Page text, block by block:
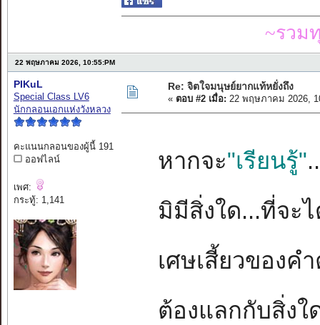
~รวม
22 พฤษภาคม 2026, 10:55:PM
PIKuL
Special Class LV6
นักกลอนเอกแห่งวังหลวง
คะแนนกลอนของผู้นี้ 191
ออฟไลน์
เพศ:
กระทู้: 1,141
Re: จิตใจมนุษย์ยากแท้หยั่งถึง
« ตอบ #2 เมื่อ: 22 พฤษภาคม 2026,
หากจะ"เรียนรู้"
มิมีสิ่งใด...ที่จะ
เศษเสี้ยวของค
ต้องแลกกับสิ่งใ